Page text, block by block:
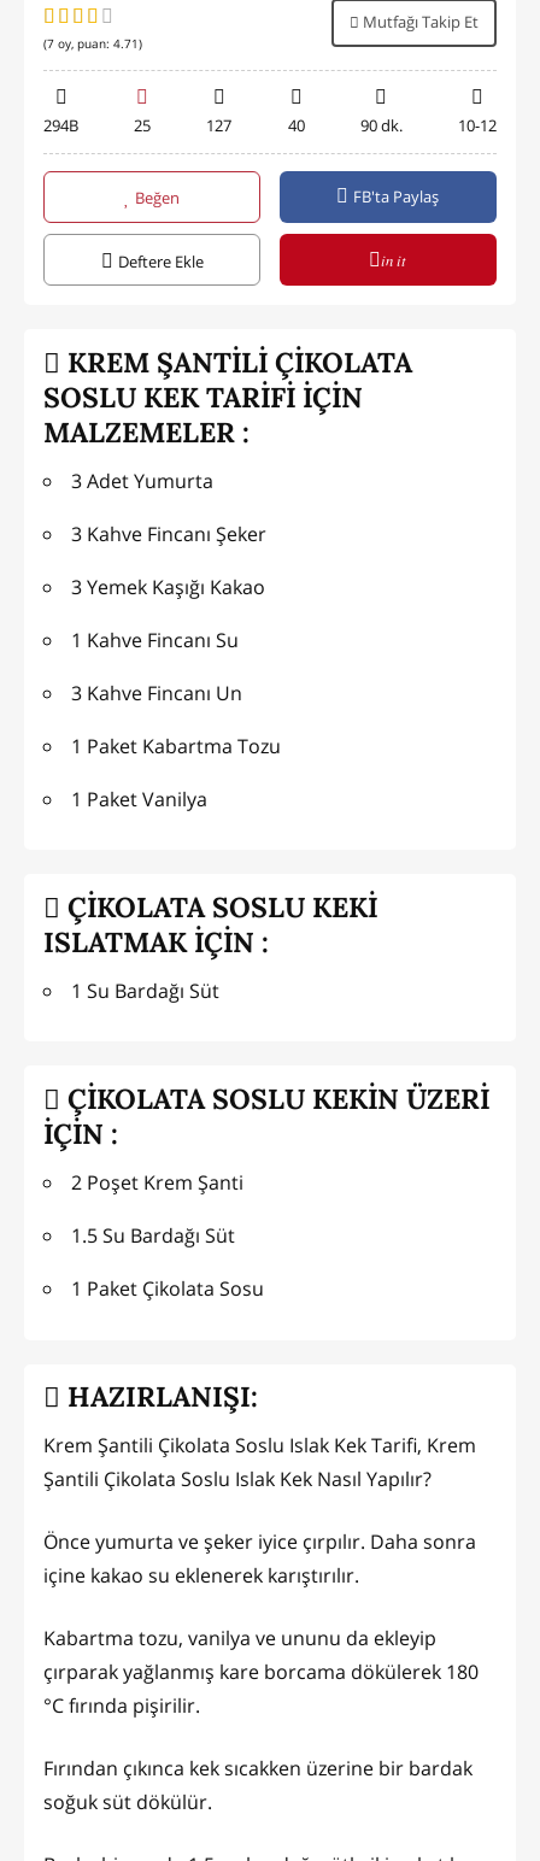
(7 oy, puan: 4.71)
Mutfağı Takip Et
294B 25 127 40 90 dk. 10-12
Beğen FB'ta Paylaş
Deftere Ekle in it
KREM ŞANTİLİ ÇİKOLATA
SOSLU KEK TARİFİ İÇİN
MALZEMELER :
3 Adet Yumurta
3 Kahve Fincanı Şeker
3 Yemek Kaşığı Kakao
1 Kahve Fincanı Su
3 Kahve Fincanı Un
1 Paket Kabartma Tozu
1 Paket Vanilya
ÇİKOLATA SOSLU KEKİ
ISLATMAK İÇİN :
1 Su Bardağı Süt
ÇİKOLATA SOSLU KEKİN ÜZERİ
İÇİN :
2 Poşet Krem Şanti
1.5 Su Bardağı Süt
1 Paket Çikolata Sosu
HAZIRLANIŞI:
Krem Şantili Çikolata Soslu Islak Kek Tarifi, Krem
Şantili Çikolata Soslu Islak Kek Nasıl Yapılır?
Önce yumurta ve şeker iyice çırpılır. Daha sonra
içine kakao su eklenerek karıştırılır.
Kabartma tozu, vanilya ve ununu da ekleyip
çırparak yağlanmış kare borcama dökülerek 180
°C fırında pişirilir.
Fırından çıkınca kek sıcakken üzerine bir bardak
soğuk süt dökülür.